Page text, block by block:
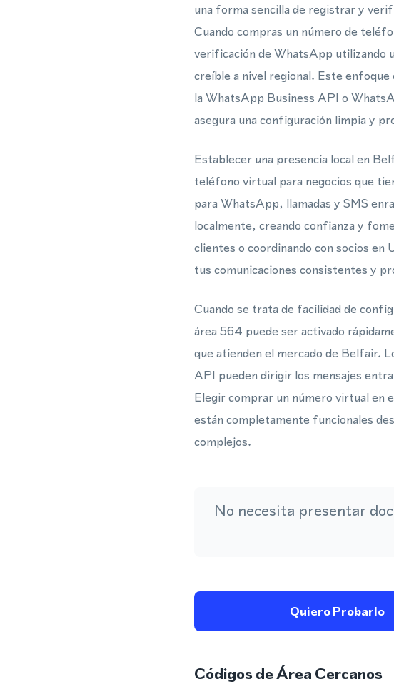
una forma sencilla de registrar y
Cuando compras un número de
verificación de WhatsApp utilizando
creíble a nivel regional. Este
la WhatsApp Business API o
asegura una configuración limpia y
Establecer una presencia local en
teléfono virtual para negocios que
para WhatsApp, llamadas y SMS
localmente, creando confianza y
clientes o coordinando con socios
tus comunicaciones consistentes y
Cuando se trata de facilidad de
área 564 puede ser activado
que atienden el mercado de Belfair.
API pueden dirigir los mensajes
Elegir comprar un número virtual en
están completamente funcionales
complejos.
No necesita presentar
Quiero Probarlo
Códigos de Área Cercanos